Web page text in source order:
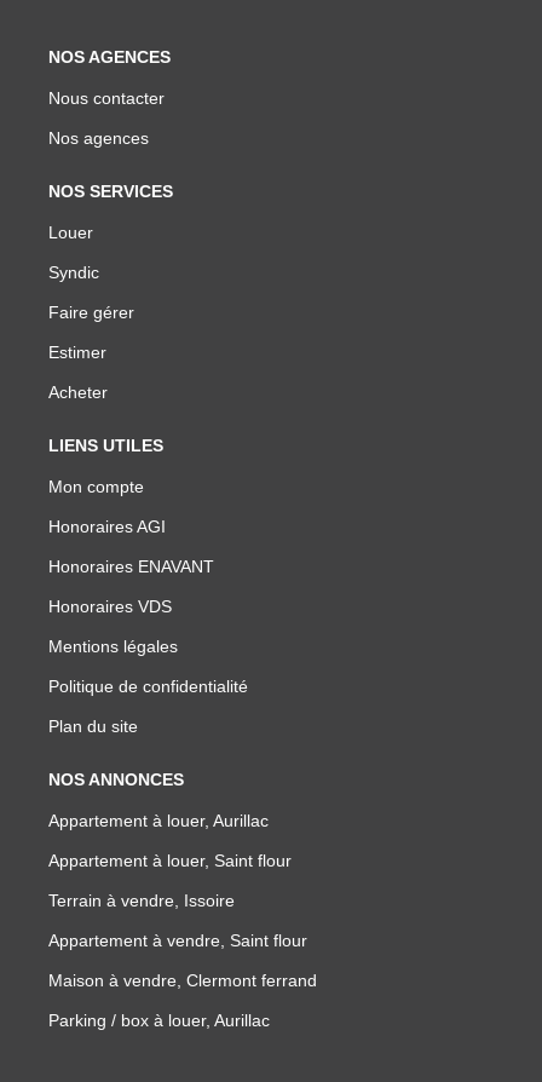
NOS AGENCES
Nous contacter
Nos agences
NOS SERVICES
Louer
Syndic
Faire gérer
Estimer
Acheter
LIENS UTILES
Mon compte
Honoraires AGI
Honoraires ENAVANT
Honoraires VDS
Mentions légales
Politique de confidentialité
Plan du site
NOS ANNONCES
Appartement à louer, Aurillac
Appartement à louer, Saint flour
Terrain à vendre, Issoire
Appartement à vendre, Saint flour
Maison à vendre, Clermont ferrand
Parking / box à louer, Aurillac